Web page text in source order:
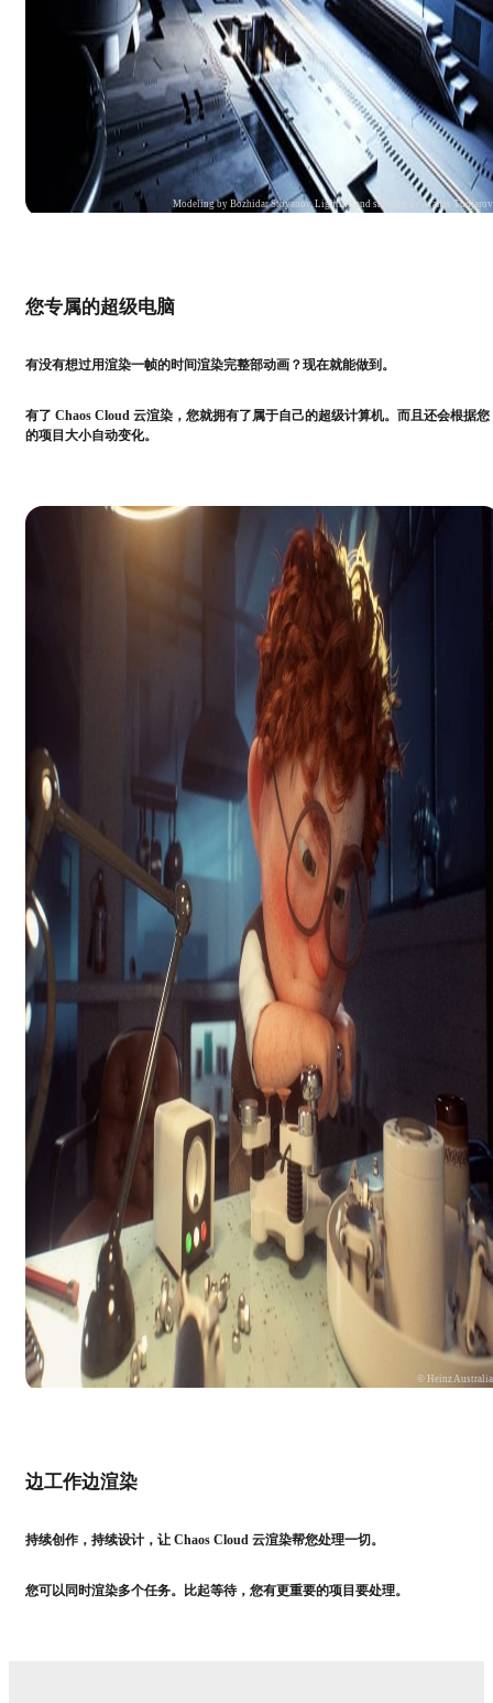
Modeling by Bozhidar Stoyanov, Lighting and shading by Atanas Tudjarov
您专属的超级电脑
有没有想过用渲染一帧的时间渲染完整部动画？现在就能做到。
有了 Chaos Cloud 云渲染，您就拥有了属于自己的超级计算机。而且还会根据您
的项目大小自动变化。
© Heinz Australia
边工作边渲染
持续创作，持续设计，让 Chaos Cloud 云渲染帮您处理一切。
您可以同时渲染多个任务。比起等待，您有更重要的项目要处理。